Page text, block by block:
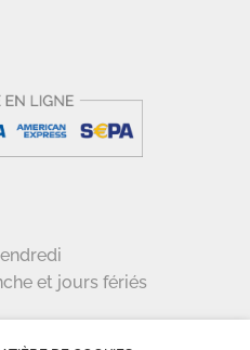
et jours fériés